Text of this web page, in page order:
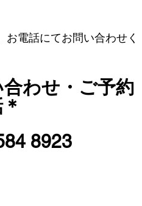
お電話にてお問い合わせく
合わせ・ご予約
8923